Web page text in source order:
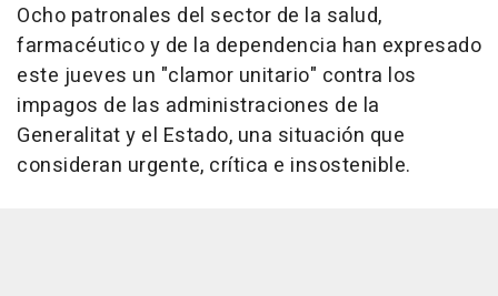
Ocho patronales del sector de la salud,
farmacéutico y de la dependencia han expresado
este jueves un "clamor unitario" contra los
impagos de las administraciones de la
Generalitat y el Estado, una situación que
consideran urgente, crítica e insostenible.